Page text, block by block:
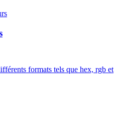
formats tels que hex, rgb et